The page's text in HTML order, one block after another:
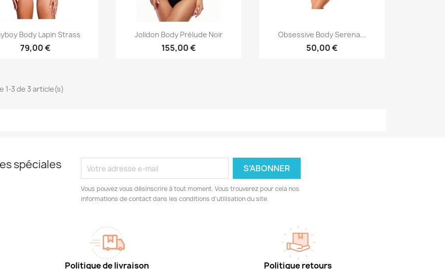
Aperçu rapide
Body Lapin Strass
79,00 €
Aperçu rapide
Jolidon Body Prélude Noir
155,00 €
Aperçu rapide
Obsessive Body Serena...
50,00 €
1-3 de 3 article(s)
spéciales
Vous pouvez vous désinscrire à tout moment. Vous trouverez pour cela nos
informations de contact dans les conditions d'utilisation du site.
Politique de livraison Politique retours